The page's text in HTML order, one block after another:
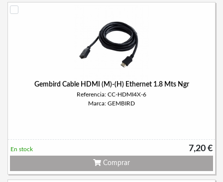
Gembird Cable HDMI (M)-(H) Ethernet 1.8 Mts Ngr
Referencia: CC-HDMI4X-6
Marca: GEMBIRD
7,20 €
En stock
Comprar